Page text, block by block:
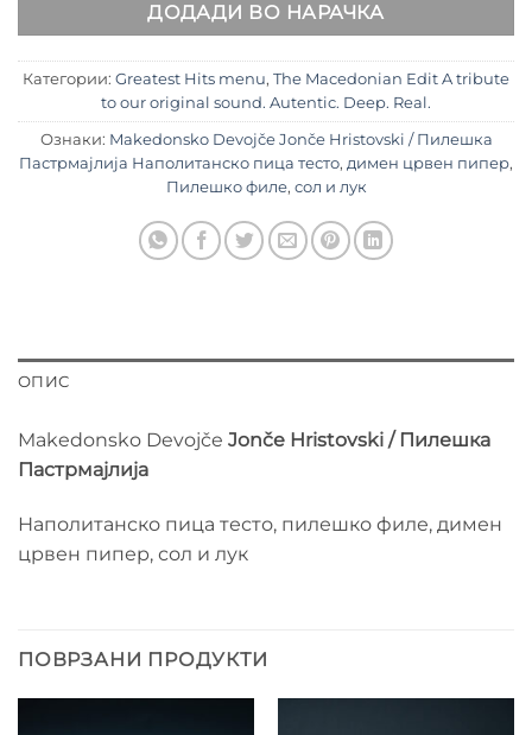
ДОДАДИ ВО НАРАЧКА
Категории: Greatest Hits menu, The Macedonian Edit A tribute
to our original sound. Autentic. Deep. Real.
Ознаки: Makedonsko Devojče Jonče Hristovski / Пилешка
Пастрмајлија Наполитанско пица тесто, димен црвен пипер,
Пилешко филе, сол и лук
ОПИС
Makedonsko Devojče Jonče Hristovski / Пилешка
Пастрмајлија
Наполитанско пица тесто, пилешко филе, димен
црвен пипер, сол и лук
ПОВРЗАНИ ПРОДУКТИ